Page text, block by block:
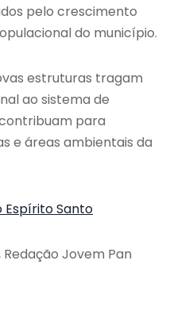
pelo crescimento
do município.
estruturas tragam
ao sistema de
para
e áreas ambientais da
Espírito Santo
Jovem Pan